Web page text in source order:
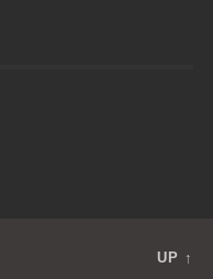
UP ↑